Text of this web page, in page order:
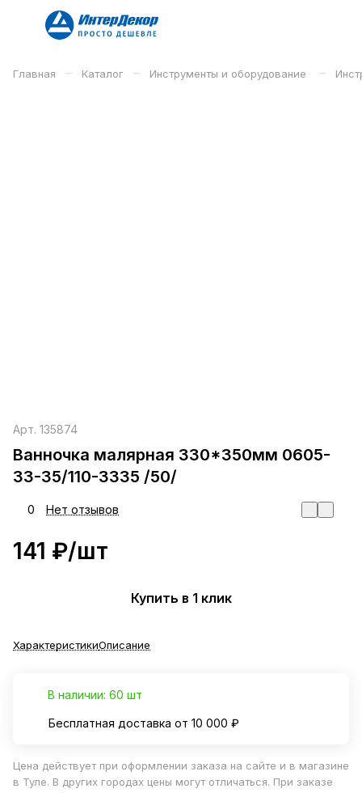
Главная – Каталог – Инструменты и оборудование –
Арт. 135874
Ванночка малярная 330*350мм 0605-
33-35/110-3335 /50/
0 Нет отзывов
141 ₽/шт
Купить в 1 клик
ХарактеристикиОписание
В наличии: 60 шт
Бесплатная доставка от 10 000 ₽
Цена действует при оформлении заказа на сайте и в магазине
в Туле. В других городах цены могут отличаться. При заказе